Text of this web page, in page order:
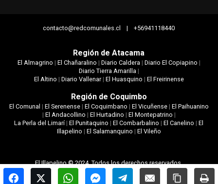
contacto@redcomunales.cl | +56941118440
Región de Atacama
El Almagrino | El Chañaralino | Diario Caldera| Diario El Copiapino |
Diario Tierra Amarilla|
El Altino | Diario Vallenar| El Huasquino | El Freirinense
Región de Coquimbo
El Comunal | El Serenense| El Coquimbano | El Vicuñense| El Paihuanino
| El Andacollino | El Hurtadino | El Montepatrino |
La Perla del Limarí|El Punitaquino |El Combarbalino |El Canelino |El
Illapelino | El Salamanquino | El Vileño
El Illapelino © 2024. Todos los derechos reservados.